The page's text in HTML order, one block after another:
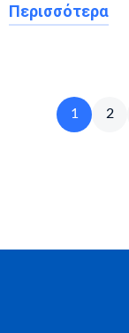
Περισσότερα
1 2